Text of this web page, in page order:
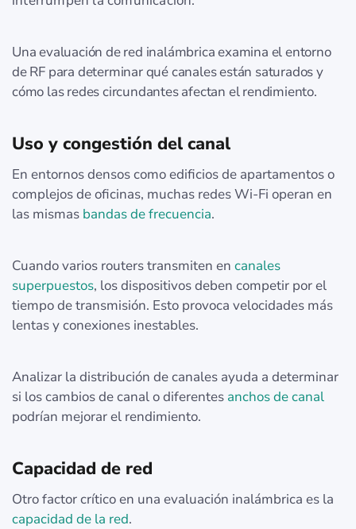
Una evaluación de red inalámbrica examina el entorno
de RF para determinar qué canales están saturados y
cómo las redes circundantes afectan el rendimiento.
Uso y congestión del canal
En entornos densos como edificios de apartamentos o
complejos de oficinas, muchas redes Wi‑Fi operan en
las mismas bandas de frecuencia.
Cuando varios routers transmiten en canales
superpuestos, los dispositivos deben competir por el
tiempo de transmisión. Esto provoca velocidades más
lentas y conexiones inestables.
Analizar la distribución de canales ayuda a determinar
si los cambios de canal o diferentes anchos de canal
podrían mejorar el rendimiento.
Capacidad de red
Otro factor crítico en una evaluación inalámbrica es la
capacidad de la red.